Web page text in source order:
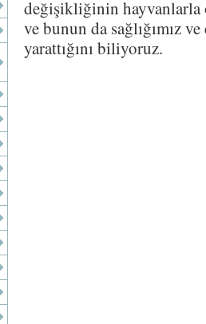
değişikliğinin
ve bunun da sağlığımız
yarattığını biliyoruz.